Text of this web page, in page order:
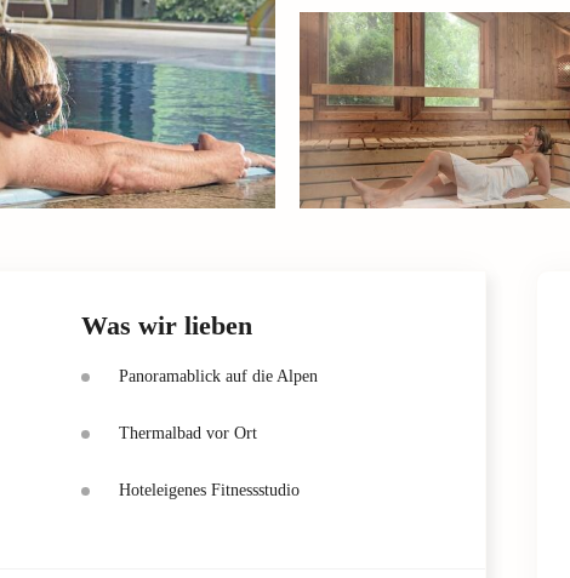
Was wir lieben
Panoramablick auf die Alpen
Thermalbad vor Ort
Hoteleigenes Fitnessstudio